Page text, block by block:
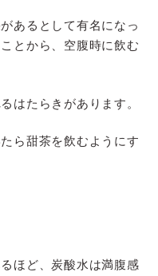
あるとして有名になっ
とから、空腹時に飲む
はたらきがあります。
ら甜茶を飲むようにす
ほど、炭酸水は満腹感